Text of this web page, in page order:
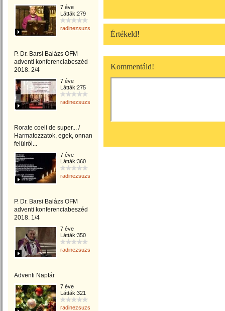
7 éve
Látták:279
radinezsuzsa
P. Dr. Barsi Balázs OFM
adventi konferenciabeszéd
2018. 2/4
7 éve
Látták:275
radinezsuzsa
Rorate coeli de super... /
Harmatozzatok, egek, onnan
felülről...
7 éve
Látták:360
radinezsuzsa
P. Dr. Barsi Balázs OFM
adventi konferenciabeszéd
2018. 1/4
7 éve
Látták:350
radinezsuzsa
Adventi Naptár
7 éve
Látták:321
radinezsuzsa
Értékeld!
Kommentáld!